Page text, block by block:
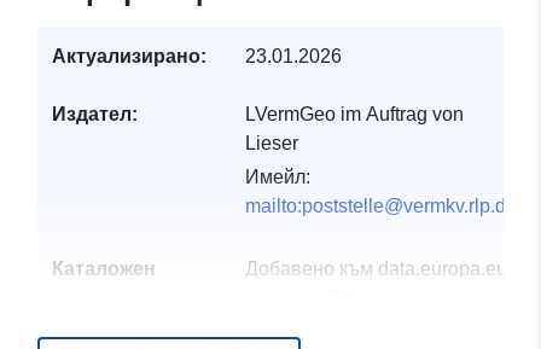
Актуализирано: 23.01.2026
Издател:
LVermGeo im Auftrag von
Lieser
Имейл:
mailto:poststelle@vermkv.rlp.de
Каталожен
Добавено към data.europa.eu: